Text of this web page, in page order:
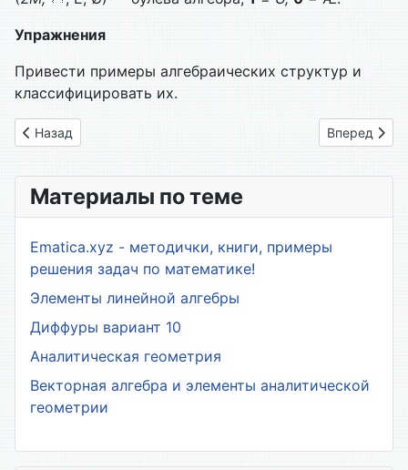
Упражнения
Привести примеры алгебраических структур и
классифицировать их.
Предыдущий: Глава 17. Векторные пространства
Назад Следующий:
Вперед
Материалы по теме
Ematica.xyz - методички, книги, примеры
решения задач по математике!
Элементы линейной алгебры
Диффуры вариант 10
Аналитическая геометрия
Векторная алгебра и элементы аналитической
геометрии